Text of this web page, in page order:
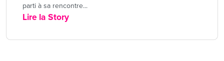
parti à sa rencontre...
Lire la Story